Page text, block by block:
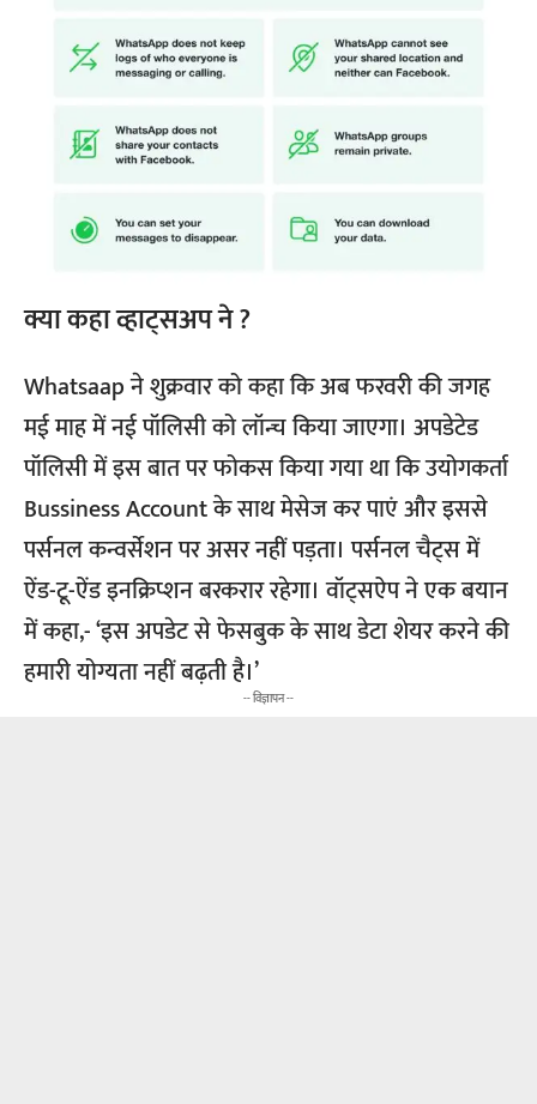
क्या कहा व्हाट्सअप ने ?
Whatsaap ने शुक्रवार को कहा कि अब फरवरी की जगह
मई माह में नई पॉलिसी को लॉन्च किया जाएगा। अपडेटेड
पॉलिसी में इस बात पर फोकस किया गया था कि उयोगकर्ता
Bussiness Account के साथ मेसेज कर पाएं और इससे
पर्सनल कन्वर्सेशन पर असर नहीं पड़ता। पर्सनल चैट्स में
ऐंड-टू-ऐंड इनक्रिप्शन बरकरार रहेगा। वॉट्सऐप ने एक बयान
में कहा,- ‘इस अपडेट से फेसबुक के साथ डेटा शेयर करने की
हमारी योग्यता नहीं बढ़ती है।’
-- विज्ञापन --